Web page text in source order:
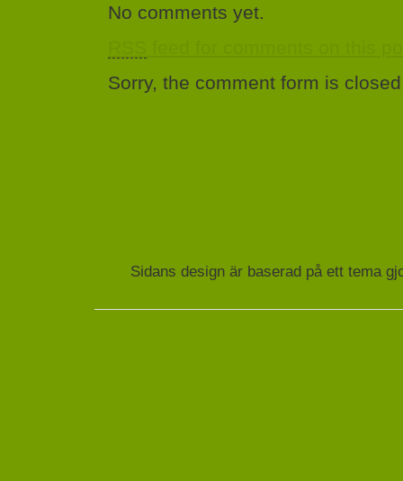
No comments yet.
Sorry, the comment form is
Sidans design är baserad på ett tema